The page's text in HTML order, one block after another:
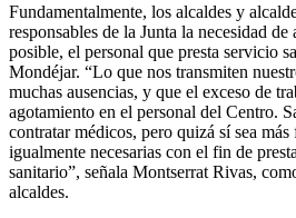
Fundamentalmente, los alcaldes y
responsables de la Junta la necesidad
posible, el personal que presta servicio
Mondéjar. “Lo que nos transmiten
muchas ausencias, y que el exceso de
agotamiento en el personal del Centro.
contratar médicos, pero quizá sí sea
igualmente necesarias con el fin de
sanitario”, señala Montserrat Rivas,
alcaldes.